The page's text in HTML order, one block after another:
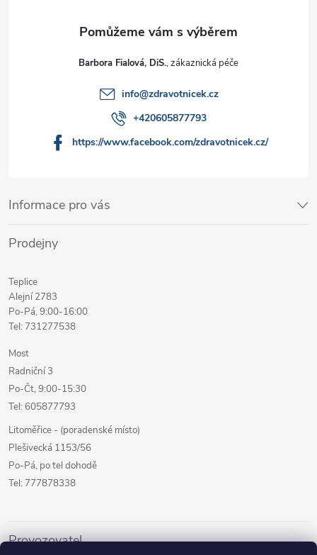
Informace pro vás
Prodejny
Teplice
Alejní 2783
Po-Pá, 9:00-16:00
Tel: 731277538
Most
Radniční 3
Po-Čt, 9:00-15:30
Tel: 605877793
Litoměřice - (poradenské místo)
Plešivecká 1153/56
Po-Pá, po tel dohodě
Tel: 777878338
Provozovatel
Barbora Fialová, DiS.
info@zdravotnicek.cz
+420605877793
https://www.facebook.com/zdravotnicek.cz/